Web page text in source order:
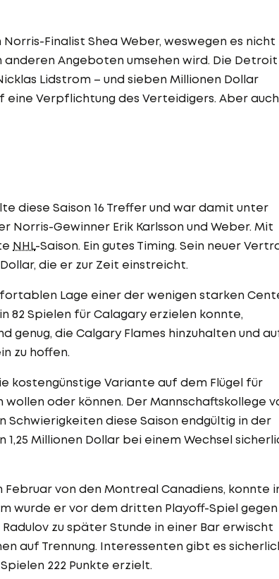
Finalist Shea Weber, weswegen es nicht
Angeboten umsehen wird. Die Detroit
Lidstrom – und sieben Millionen Dollar
Verpflichtung des Verteidigers. Aber auch
diese Saison 16 Treffer und war damit unter
Gewinner Erik Karlsson und Weber. Mit
NHL-Saison. Ein gutes Timing. Sein neuer
die er zur Zeit einstreicht.
Lage einer der wenigen starken
82 Spielen für Calagary erzielen konnte,
genug, die Calgary Flames hinzuhalten und
zu hoffen.
kostengünstige Variante auf dem Flügel für
oder können. Der Mannschaftskollege
diese Saison endgültig in der
Millionen Dollar bei einem Wechsel
Februar von den Montreal Canadiens, konnte
wurde er vor dem dritten Playoff-Spiel gegen
zu später Stunde in einer Bar erwischt
auf Trennung. Interessenten gibt es
222 Punkte erzielt.